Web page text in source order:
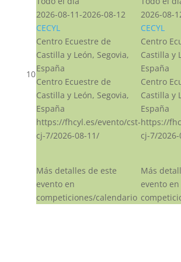
10
2026-08-11-2026-08-12
CECYL
Centro Ecuestre de
Castilla y León, Segovia,
España
Centro Ecuestre de
Castilla y León, Segovia,
España
https://fhcyl.es/evento/cst-
cj-7/2026-08-11/
Más detalles de este
evento en
competiciones/calendario
2026-08-
CECYL
Centro
Castilla y
España
Centro
Castilla y
España
https://
cj-7/
Más
evento en